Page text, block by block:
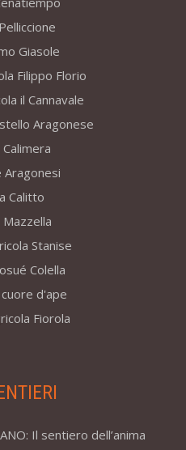
Giasole
Filippo Florio
il Cannavale
Aragonese
Aragonesi
Calitto
Stanise
Colella
d'ape
Fiorola
Il sentiero dell’anima